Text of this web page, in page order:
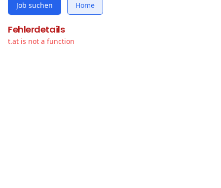
Job suchen Home
Fehlerdetails
t.at is not a function